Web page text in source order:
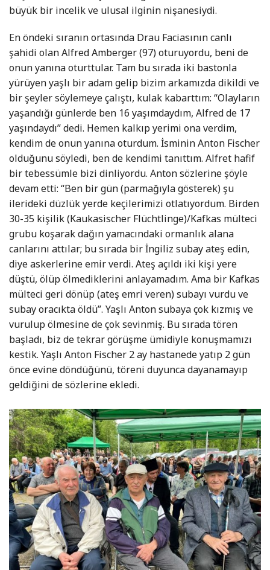
büyük bir incelik ve ulusal ilginin nişanesiydi.
En öndeki sıranın ortasında Drau Faciasının canlı
şahidi olan Alfred Amberger (97) oturuyordu, beni de
onun yanına oturttular. Tam bu sırada iki bastonla
yürüyen yaşlı bir adam gelip bizim arkamızda dikildi ve
bir şeyler söylemeye çalıştı, kulak kabarttım: “Olayların
yaşandığı günlerde ben 16 yaşımdaydım, Alfred de 17
yaşındaydı” dedi. Hemen kalkıp yerimi ona verdim,
kendim de onun yanına oturdum. İsminin Anton Fischer
olduğunu söyledi, ben de kendimi tanıttım. Alfret hafif
bir tebessümle bizi dinliyordu. Anton sözlerine şöyle
devam etti: “Ben bir gün (parmağıyla gösterek) şu
ilerideki düzlük yerde keçilerimizi otlatıyordum. Birden
30-35 kişilik (Kaukasischer Flüchtlinge)/Kafkas mülteci
grubu koşarak dağın yamacındaki ormanlık alana
canlarını attılar; bu sırada bir İngiliz subay ateş edin,
diye askerlerine emir verdi. Ateş açıldı iki kişi yere
düştü, ölüp ölmediklerini anlayamadım. Ama bir Kafkas
mülteci geri dönüp (ateş emri veren) subayı vurdu ve
subay oracıkta öldü”. Yaşlı Anton subaya çok kızmış ve
vurulup ölmesine de çok sevinmiş. Bu sırada tören
başladı, biz de tekrar görüşme ümidiyle konuşmamızı
kestik. Yaşlı Anton Fischer 2 ay hastanede yatıp 2 gün
önce evine döndüğünü, töreni duyunca dayanamayıp
geldiğini de sözlerine ekledi.